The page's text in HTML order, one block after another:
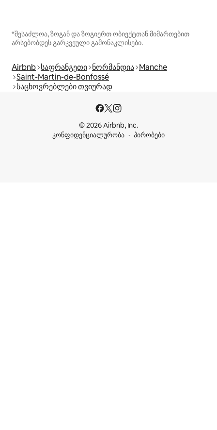
*შესაძლოა, ზოგან და ზოგიერთ ობიექტთან მიმართებით
არსებობდეს გარკვეული გამონაკლისები.
Airbnb საფრანგეთი ნორმანდია Manche
Saint-Martin-de-Bonfossé
საცხოვრებლები თვიურად
© 2026 Airbnb, Inc.
კონფიდენციალურობა
პირობები